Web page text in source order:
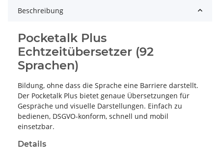
Beschreibung
Pocketalk Plus
Echtzeitübersetzer (92
Sprachen)
Bildung, ohne dass die Sprache eine Barriere darstellt.
Der Pocketalk Plus bietet genaue Übersetzungen für
Gespräche und visuelle Darstellungen. Einfach zu
bedienen, DSGVO-konform, schnell und mobil
einsetzbar.
Details